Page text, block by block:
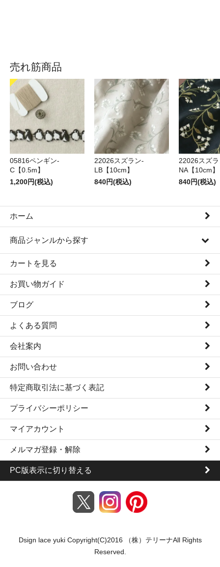
売れ筋商品
05816ペンギン-
C【0.5m】
1,200円(税込)
22026スズラン-
LB【10cm】
840円(税込)
22026スズ
NA【10cm】
840円(税込)
ホーム
商品ジャンルから探す
カートを見る
お買い物ガイド
ブログ
よくある質問
会社案内
お問い合わせ
特定商取引法に基づく表記
プライバシーポリシー
マイアカウント
メルマガ登録・解除
PC版表示に切り替える
Dsign lace yuki Copyright(C)2016 （株）テリーナAll Rights
Reserved.